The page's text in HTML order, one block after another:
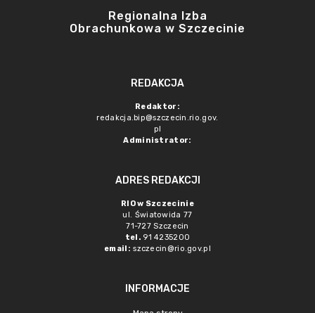
Regionalna Izba
Obrachunkowa w Szczecinie
REDAKCJA
Redaktor:
redakcja.bip@szczecin.rio.gov.
pl
Administrator:
ADRES REDAKCJI
RIO w Szczecinie
ul. Światowida 77
71-727 Szczecin
tel. 91 4235200
email: szczecin@rio.gov.pl
INFORMACJE